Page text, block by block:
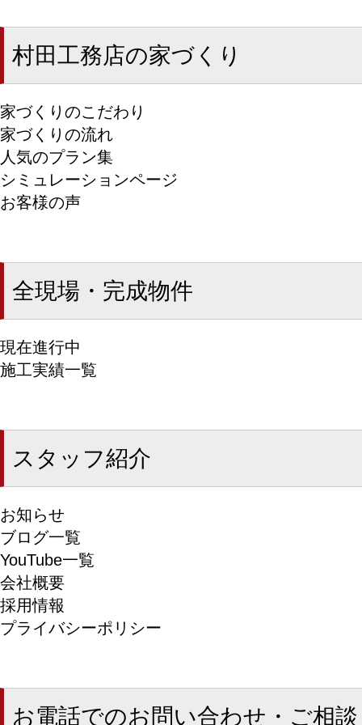
村田工務店の家づくり
家づくりのこだわり
家づくりの流れ
人気のプラン集
シミュレーションページ
お客様の声
全現場・完成物件
現在進行中
施工実績一覧
スタッフ紹介
お知らせ
ブログ一覧
YouTube一覧
会社概要
採用情報
プライバシーポリシー
お電話でのお問い合わせ・ご相談